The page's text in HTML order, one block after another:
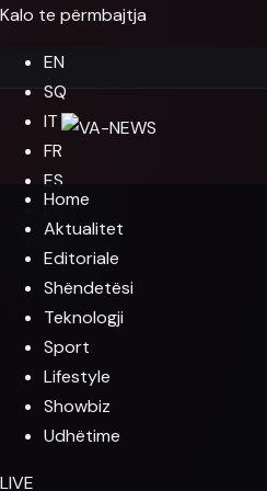
Kalo te përmbajtja
EN
SQ
IT
FR
ES
DE
EL
Home
Aktualitet
Editoriale
Shëndetësi
Teknologji
Sport
Lifestyle
Showbiz
Udhëtime
LIVE